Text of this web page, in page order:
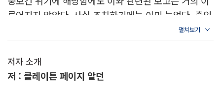
을 회복시키는 생태기후 디자인
승은 보복 행위를 더욱 부채질한다 | 기온과 세로토닌,
폭력성의 상관관계 | 기후변화는 우리의 자유의지까지
루어지지 않았다. 사실 조치하기에는 이미 늦었다. 출입
국관리소 심사관은 더운 날일수록 망명 신청을 거절할
가능성이 높다. 뇌에 작용하는 일부 약품은 기온이 높아
질수록 효과가 줄어든다. 잦은 산불은 사람들의 터전을
앗아간다. 만성 스트레스가 하나의 질환으로 자리를 잡
저자 소개
저 : 클레이튼 페이지 알던